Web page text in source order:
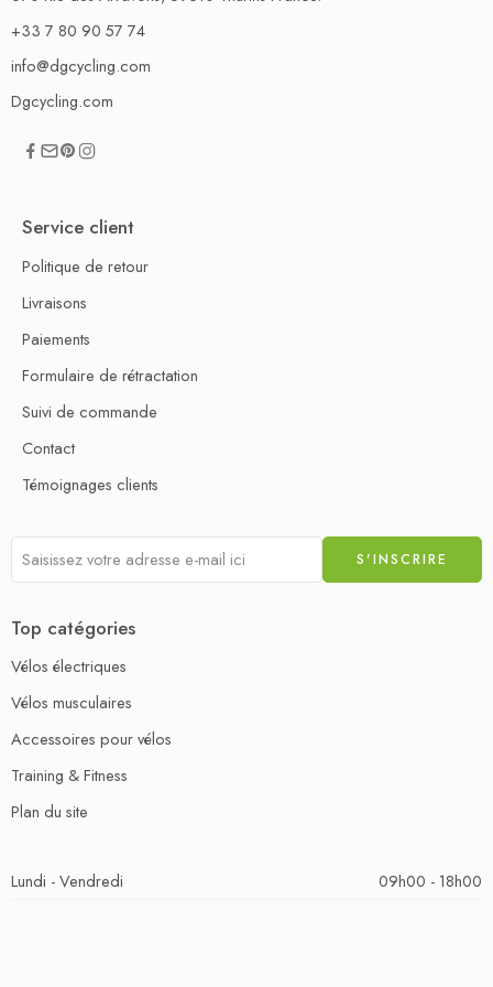
+33 7 80 90 57 74
info@dgcycling.com
Dgcycling.com
Service client
Politique de retour
Livraisons
Paiements
Formulaire de rétractation
Suivi de commande
Contact
Témoignages clients
Top catégories
Vélos électriques
Vélos musculaires
Accessoires pour vélos
Training & Fitness
Plan du site
Lundi - Vendredi 09h00 - 18h00